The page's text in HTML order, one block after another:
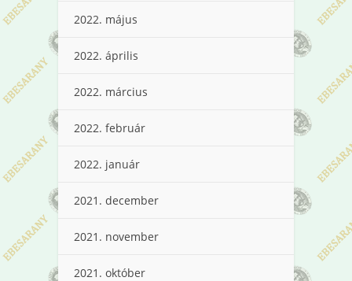
2022. május
2022. április
2022. március
2022. február
2022. január
2021. december
2021. november
2021. október